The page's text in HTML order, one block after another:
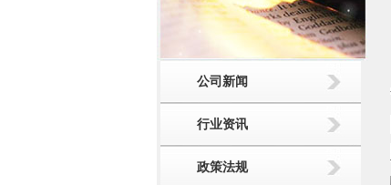
公司新闻
行业资讯
政策法规